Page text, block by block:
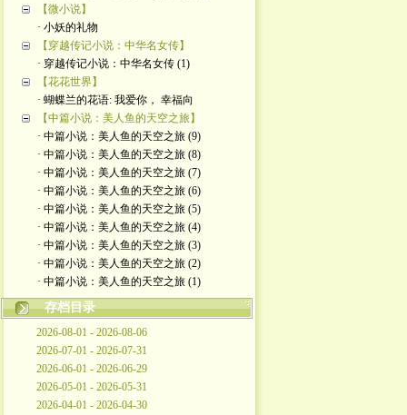
【微小说】
· 小妖的礼物
【穿越传记小说：中华名女传】
· 穿越传记小说：中华名女传 (1)
【花花世界】
· 蝴蝶兰的花语: 我爱你， 幸福向
【中篇小说：美人鱼的天空之旅】
· 中篇小说：美人鱼的天空之旅 (9)
· 中篇小说：美人鱼的天空之旅 (8)
· 中篇小说：美人鱼的天空之旅 (7)
· 中篇小说：美人鱼的天空之旅 (6)
· 中篇小说：美人鱼的天空之旅 (5)
· 中篇小说：美人鱼的天空之旅 (4)
· 中篇小说：美人鱼的天空之旅 (3)
· 中篇小说：美人鱼的天空之旅 (2)
· 中篇小说：美人鱼的天空之旅 (1)
存档目录
2026-08-01 - 2026-08-06
2026-07-01 - 2026-07-31
2026-06-01 - 2026-06-29
2026-05-01 - 2026-05-31
2026-04-01 - 2026-04-30